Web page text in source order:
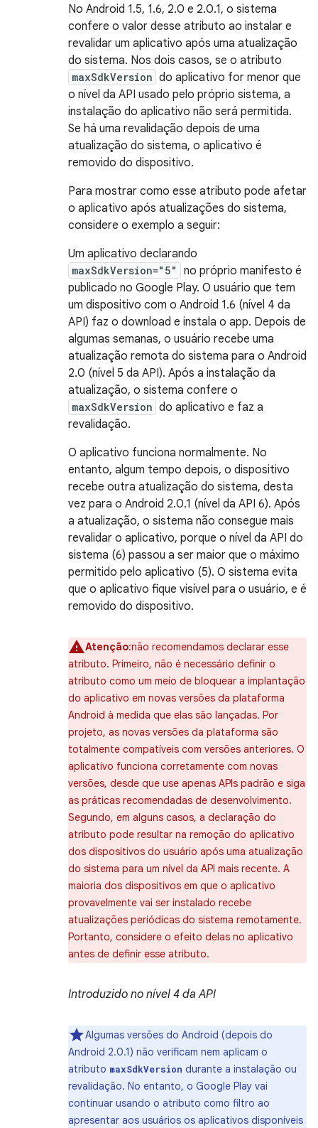
No Android 1.5, 1.6, 2.0 e 2.0.1, o sistema
confere o valor desse atributo ao instalar e
revalidar um aplicativo após uma atualização
do sistema. Nos dois casos, se o atributo
maxSdkVersion do aplicativo for menor que
o nível da API usado pelo próprio sistema, a
instalação do aplicativo não será permitida.
Se há uma revalidação depois de uma
atualização do sistema, o aplicativo é
removido do dispositivo.
Para mostrar como esse atributo pode afetar
o aplicativo após atualizações do sistema,
considere o exemplo a seguir:
Um aplicativo declarando
maxSdkVersion="5"
no próprio manifesto é
publicado no Google Play. O usuário que tem
um dispositivo com o Android 1.6 (nível 4 da
API) faz o download e instala o app. Depois de
algumas semanas, o usuário recebe uma
atualização remota do sistema para o Android
2.0 (nível 5 da API). Após a instalação da
atualização, o sistema confere o
maxSdkVersion do aplicativo e faz a
revalidação.
O aplicativo funciona normalmente. No
entanto, algum tempo depois, o dispositivo
recebe outra atualização do sistema, desta
vez para o Android 2.0.1 (nível da API 6). Após
a atualização, o sistema não consegue mais
revalidar o aplicativo, porque o nível da API do
sistema (6) passou a ser maior que o máximo
permitido pelo aplicativo (5). O sistema evita
que o aplicativo fique visível para o usuário, e é
removido do dispositivo.
Atenção:não recomendamos declarar esse
atributo. Primeiro, não é necessário definir o
atributo como um meio de bloquear a implantação
do aplicativo em novas versões da plataforma
Android à medida que elas são lançadas. Por
projeto, as novas versões da plataforma são
totalmente compatíveis com versões anteriores. O
aplicativo funciona corretamente com novas
versões, desde que use apenas APIs padrão e siga
as práticas recomendadas de desenvolvimento.
Segundo, em alguns casos, a declaração do
atributo pode resultar na remoção do aplicativo
dos dispositivos do usuário após uma atualização
do sistema para um nível da API mais recente. A
maioria dos dispositivos em que o aplicativo
provavelmente vai ser instalado recebe
atualizações periódicas do sistema remotamente.
Portanto, considere o efeito delas no aplicativo
antes de definir esse atributo.
Introduzido no nível 4 da API
Algumas versões do Android (depois do
Android 2.0.1) não verificam nem aplicam o
atributo maxSdkVersion durante a instalação ou
revalidação. No entanto, o Google Play vai
continuar usando o atributo como filtro ao
apresentar aos usuários os aplicativos disponíveis